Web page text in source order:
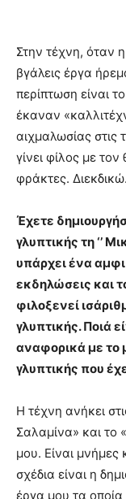
Στην τέχνη, όταν
βγάλεις έργα
περίπτωση είναι
έκαναν
αιχμαλωσίας
γίνει φίλος με
φράκτες.
Έχετε
γλυπτικής τη ‘’
υπάρχει ένα
εκδηλώσεις και
φιλοξενεί
γλυπτικής. Ποιά
αναφορικά με το
γλυπτικής που
Η τέχνη ανήκει
Σαλαμίνα» και το
μου. Είναι
σχέδια είναι η
έργα μου τα